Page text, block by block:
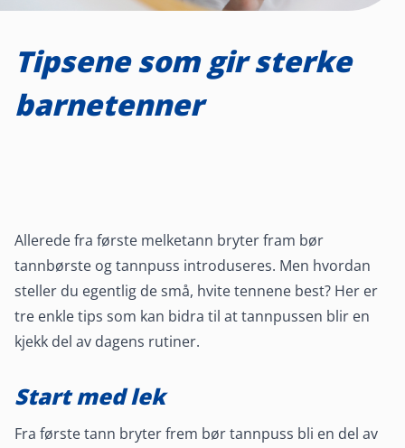
Tipsene som gir sterke
barnetenner
Allerede fra første melketann bryter fram bør
tannbørste og tannpuss introduseres. Men hvordan
steller du egentlig de små, hvite tennene best? Her er
tre enkle tips som kan bidra til at tannpussen blir en
kjekk del av dagens rutiner.
Start med lek
Fra første tann bryter frem bør tannpuss bli en del av